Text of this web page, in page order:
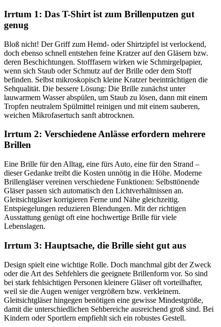
Irrtum 1: Das T-Shirt ist zum Brillenputzen gut
genug
Bloß nicht! Der Griff zum Hemd- oder Shirtzipfel ist verlockend,
doch ebenso schnell entstehen feine Kratzer auf den Gläsern bzw.
deren Beschichtungen. Stofffasern wirken wie Schmirgelpapier,
wenn sich Staub oder Schmutz auf der Brille oder dem Stoff
befinden. Selbst mikroskopisch kleine Kratzer beeinträchtigen die
Sehqualität. Die bessere Lösung: Die Brille zunächst unter
lauwarmem Wasser abspülen, um Staub zu lösen, dann mit einem
Tropfen neutralem Spülmittel reinigen und mit einem sauberen,
weichen Mikrofasertuch sanft abtrocknen.
Irrtum 2: Verschiedene Anlässe erfordern mehrere
Brillen
Eine Brille für den Alltag, eine fürs Auto, eine für den Strand –
dieser Gedanke treibt die Kosten unnötig in die Höhe. Moderne
Brillengläser vereinen verschiedene Funktionen: Selbsttönende
Gläser passen sich automatisch den Lichtverhältnissen an.
Gleitsichtgläser korrigieren Ferne und Nähe gleichzeitig.
Entspiegelungen reduzieren Blendungen. Mit der richtigen
Ausstattung genügt oft eine hochwertige Brille für viele
Lebenslagen.
Irrtum 3: Hauptsache, die Brille sieht gut aus
Design spielt eine wichtige Rolle. Doch manchmal gibt der Zweck
oder die Art des Sehfehlers die geeignete Brillenform vor. So sind
bei stark fehlsichtigen Personen kleinere Gläser oft vorteilhafter,
weil sie die Augen weniger vergrößern bzw. verkleinern.
Gleitsichtgläser hingegen benötigen eine gewisse Mindestgröße,
damit die unterschiedlichen Sehbereiche ausreichend groß sind. Bei
Kindern oder Sportlern empfiehlt sich ein robustes Gestell.